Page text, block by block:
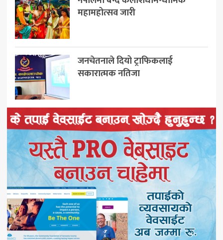
महामहोत्सव जारी
जनचेतनाले दियो ट्राफिकलाई
सकारात्मक नतिजा